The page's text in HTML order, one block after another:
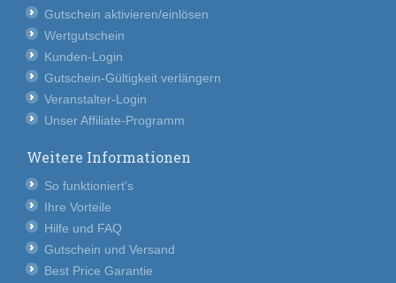
Gutschein aktivieren/einlösen
Wertgutschein
Kunden-Login
Gutschein-Gültigkeit verlängern
Veranstalter-Login
Unser Affiliate-Programm
Weitere Informationen
So funktioniert's
Ihre Vorteile
Hilfe und FAQ
Gutschein und Versand
Best Price Garantie